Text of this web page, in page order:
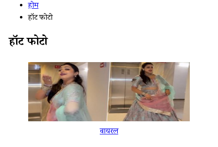
होम
हॉट फोटो
हॉट फोटो
वायरल